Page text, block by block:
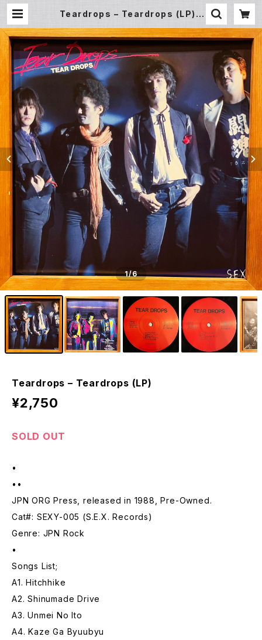
Teardrops – Teardrops (LP) |
Store
1/6
Teardrops – Teardrops (LP)
¥2,750
SOLD OUT
•
••
JPN ORG Press, released in 1988, Pre-Owned.
Cat#: SEXY-005 (S.E.X. Records)
Genre: JPN Rock
•
Songs List;
A1. Hitchhike
A2. Shinumade Drive
A3. Unmei No Ito
A4. Kaze Ga Byuubyu